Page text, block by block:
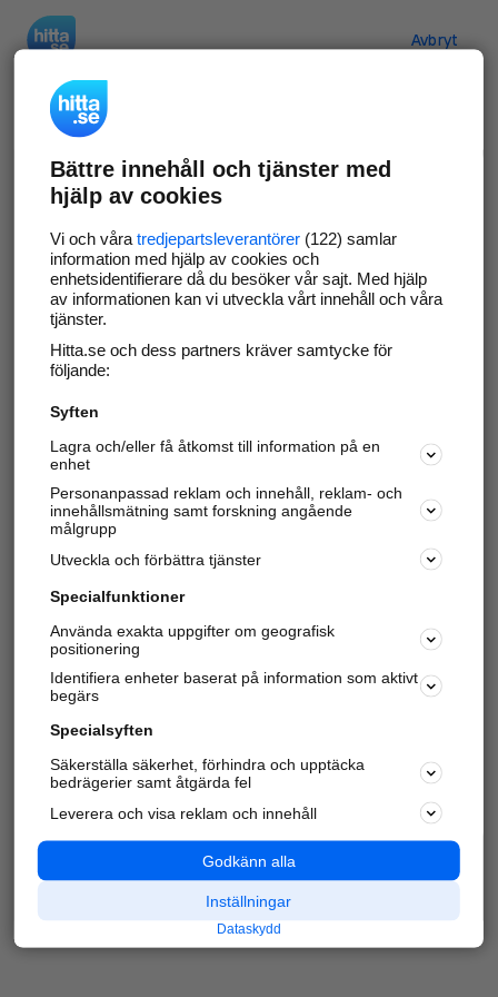
Avbryt
Verifiera ditt företag
Gör som 69 530företag
företagssida på hitta.se och syns bättre mot
kunder i ditt närområde. Helt kostnadsfritt.
Uppdatera din företagsinformation
Svara på och hantera dina omdömen
Har du redan verifierat ditt företag? Logga in
Varje vecka besöker du och4 miljoner
andra
härliga användare oss för att hitta rätt lokal
information om företag, privatpersoner och
platser.
Bättre innehåll och tjänster med
hjälp av cookies
Vi och våra tredjepartsleverantörer(122) samlar
information med hjälp av cookies och
enhetsidentifierare då du besöker vår sajt. Med hjälp
av informationen kan vi utveckla vårt innehåll och våra
tjänster.
Hitta.se och dess partners kräver samtycke för
följande:
Syften
Lagra och/eller få åtkomst till information på en
enhet
Personanpassad reklam och innehåll, reklam- och
innehållsmätning samt forskning angående
målgrupp
Utveckla och förbättra tjänster
Specialfunktioner
Använda exakta uppgifter om geografisk
positionering
Identifiera enheter baserat på information som aktivt
begärs
Specialsyften
Säkerställa säkerhet, förhindra och upptäcka
bedrägerier samt åtgärda fel
Leverera och visa reklam och innehåll
Godkänn alla
Inställningar
Dataskydd